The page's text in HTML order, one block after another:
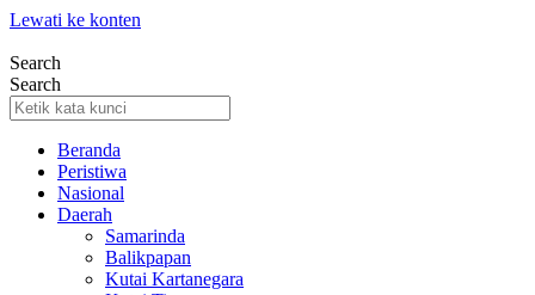
Lewati ke konten
Search
Search
Beranda
Peristiwa
Nasional
Daerah
Samarinda
Balikpapan
Kutai Kartanegara